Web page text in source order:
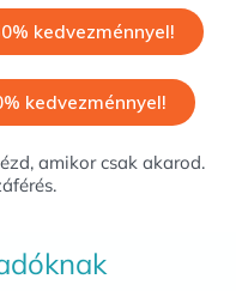
kedvezménnyel!
kedvezménnyel!
amikor csak akarod.